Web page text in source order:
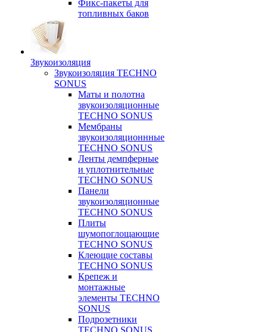
Фикс-пакеты для
топливных баков
Звукоизоляция
Звукоизоляция TECHNO
SONUS
Маты и полотна
звукоизоляционные
TECHNO SONUS
Мембраны
звукоизоляционнные
TECHNO SONUS
Ленты демпферные
и уплотнительные
TECHNO SONUS
Панели
звукоизоляционные
TECHNO SONUS
Плиты
шумопоглощающие
TECHNO SONUS
Клеющие составы
TECHNO SONUS
Крепеж и
монтажные
элементы TECHNO
SONUS
Подрозетники